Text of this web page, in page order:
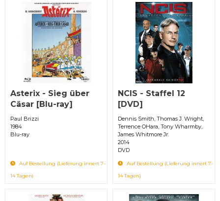
Asterix - Sieg über
Cäsar [Blu-ray]
Paul Brizzi
1984
Blu-ray
Auf Bestellung (Lieferung innert 7-
14 Tagen)
NCIS - Staffel 12
[DVD]
Dennis Smith, Thomas J. Wright,
Terrence OHara, Tony Wharmby,
James Whitmore Jr.
2014
DVD
Auf Bestellung (Lieferung innert 7-
14 Tagen)